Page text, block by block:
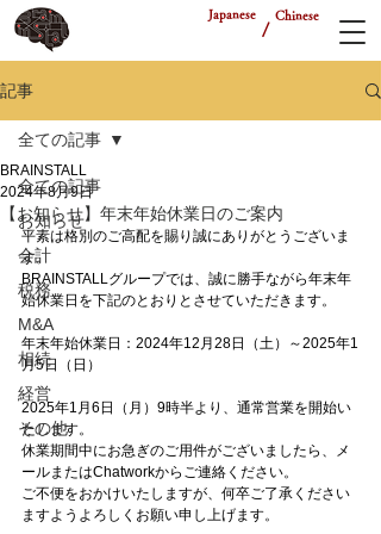
Japanese Chinese
/
記事
全ての記事
お知らせ
会計
税務
M&A
相続
経営
その他
全ての記事
【お知らせ】年末年始休業日のご案内
BRAINSTALL
2024年8月9日
平素は格別のご高配を賜り誠にありがとうございま
す。
BRAINSTALLグループでは、誠に勝手ながら年末年
始休業日を下記のとおりとさせていただきます。
年末年始休業日：2024年12月28日（土）～2025年1
月5日（日）
2025年1月6日（月）9時半より、通常営業を開始い
たします。
休業期間中にお急ぎのご用件がございましたら、メ
ールまたはChatworkからご連絡ください。
ご不便をおかけいたしますが、何卒ご了承ください
ますようよろしくお願い申し上げます。